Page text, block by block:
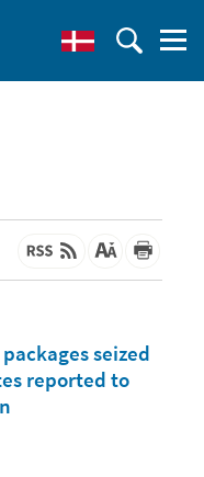
seized
reported to